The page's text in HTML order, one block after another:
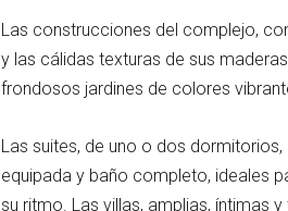
Las construcciones del complejo,
y las cálidas texturas de sus
frondosos jardines de colores
Las suites, de uno o dos
equipada y baño completo, ideales
su ritmo. Las villas, amplias, íntimas